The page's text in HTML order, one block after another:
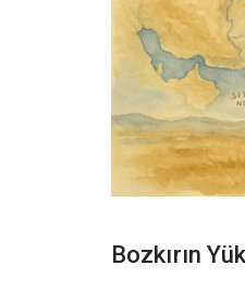
Bozkırın